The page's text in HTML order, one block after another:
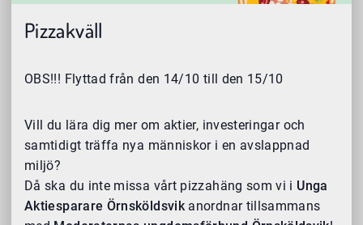
Pizzakväll
OBS!!! Flyttad från den 14/10 till den 15/10
Vill du lära dig mer om aktier, investeringar och
samtidigt träffa nya människor i en avslappnad
miljö?
Då ska du inte missa vårt pizzahäng som vi i Unga
Aktiesparare Örnsköldsvikanordnar tillsammans